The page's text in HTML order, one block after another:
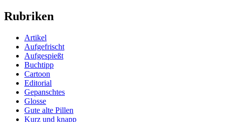
Rubriken
Artikel
Aufgefrischt
Aufgespießt
Buchtipp
Cartoon
Editorial
Gepanschtes
Glosse
Gute alte Pillen
Kurz und knapp